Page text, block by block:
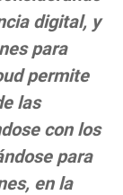
digital, y
para
permite
las
con los
para
en la